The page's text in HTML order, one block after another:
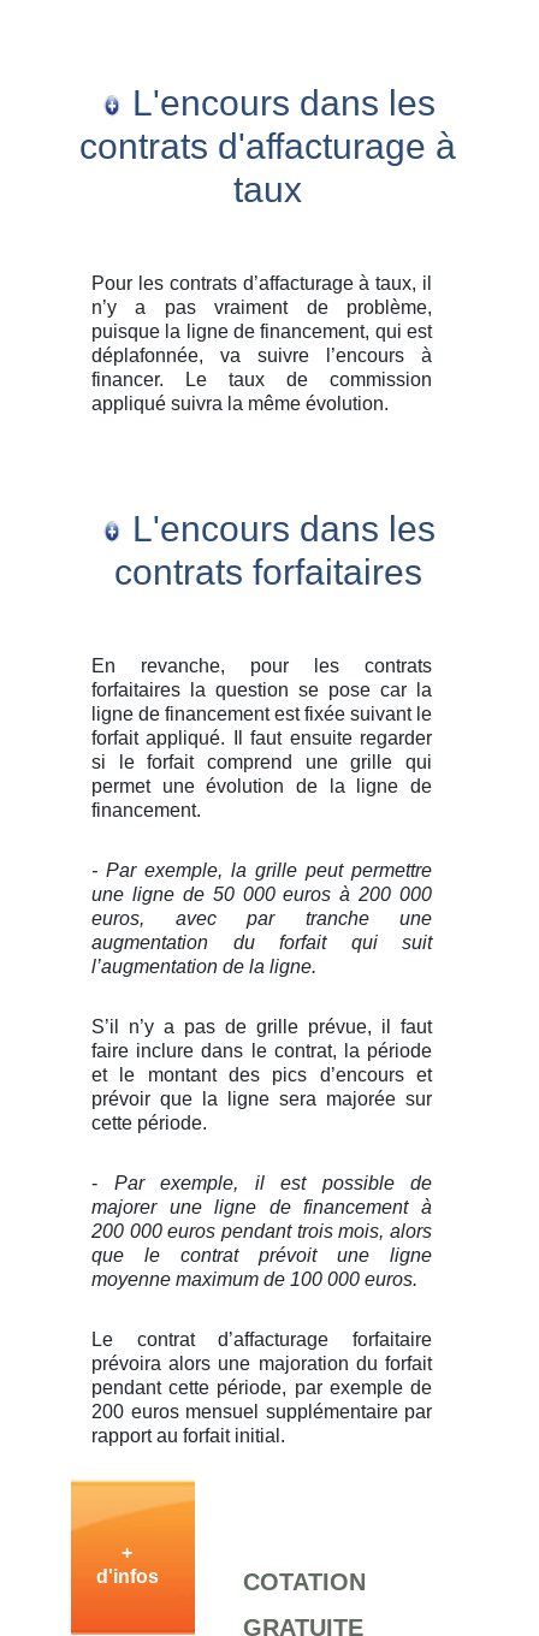
L'encours dans les
contrats d'affacturage à
taux
Pour les contrats d’affacturage à taux, il
n’y a pas vraiment de problème,
puisque la ligne de financement, qui est
déplafonnée, va suivre l’encours à
financer. Le taux de commission
appliqué suivra la même évolution.
L'encours dans les
contrats forfaitaires
En revanche, pour les contrats
forfaitaires la question se pose car la
ligne de financement est fixée suivant le
forfait appliqué. Il faut ensuite regarder
si le forfait comprend une grille qui
permet une évolution de la ligne de
financement.
- Par exemple, la grille peut permettre
une ligne de 50 000 euros à 200 000
euros, avec par tranche une
augmentation du forfait qui suit
l’augmentation de la ligne.
S’il n’y a pas de grille prévue, il faut
faire inclure dans le contrat, la période
et le montant des pics d’encours et
prévoir que la ligne sera majorée sur
cette période.
- Par exemple, il est possible de
majorer une ligne de financement à
200 000 euros pendant trois mois, alors
que le contrat prévoit une ligne
moyenne maximum de 100 000 euros.
Le contrat d’affacturage forfaitaire
prévoira alors une majoration du forfait
pendant cette période, par exemple de
200 euros mensuel supplémentaire par
rapport au forfait initial.
+
d'infos
COTATION
GRATUITE